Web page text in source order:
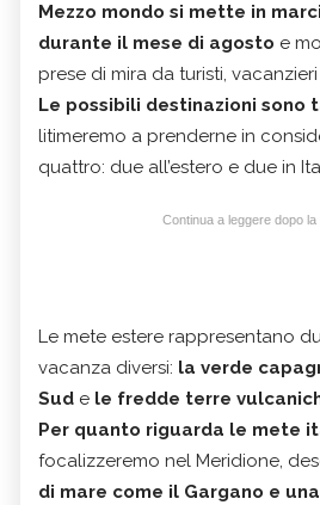
Mezzo mondo si mette in
durante il mese di agosto e
prese di mira da turisti,
Le possibili destinazioni sono
litimeremo a prenderne in
quattro: due all’estero e due in
Continua a leggere dopo la
Le mete estere rappresentano
vacanza diversi: la verde
Sud e le fredde terre
Per quanto riguarda le mete
focalizzeremo nel Meridione,
di mare come il Gargano e